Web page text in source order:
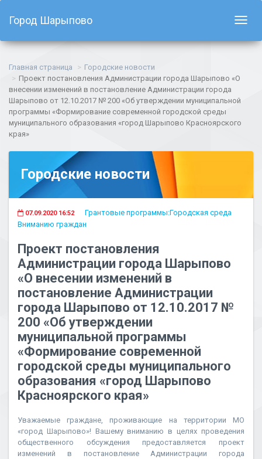
Город Шарыпово
Главная страница
Городские новости
Проект постановления Администрации города Шарыпово «О
внесении изменений в постановление Администрации города
Шарыпово от 12.10.2017 № 200 «Об утверждении муниципальной
программы «Формирование современной городской среды
муниципального образования «город Шарыпово Красноярского
края»
Городские новости
07.09.2020 16:52
Грантовые программы:Городская среда
Вниманию граждан
Проект постановления
Администрации города Шарыпово
«О внесении изменений в
постановление Администрации
города Шарыпово от 12.10.2017 №
200 «Об утверждении
муниципальной программы
«Формирование современной
городской среды муниципального
образования «город Шарыпово
Красноярского края»
Уважаемые граждане, проживающие на территории МО
«город Шарыпово»! Вашему вниманию в целях проведения
общественного обсуждения предоставляется проект
изменений в постановление Администрации города